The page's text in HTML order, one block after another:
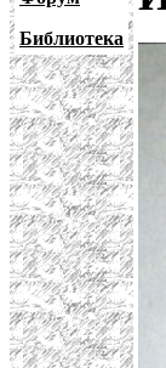
Библиотека